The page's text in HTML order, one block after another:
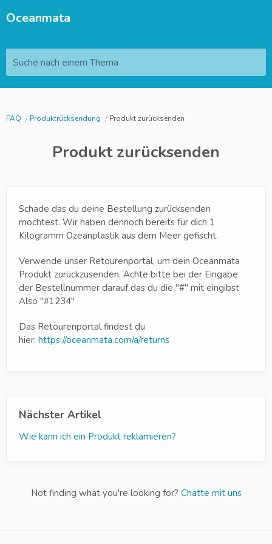
Oceanmata
Suche nach einem Thema
FAQ Produktrücksendung Produkt zurücksenden
Produkt zurücksenden
Schade das du deine Bestellung zurücksenden
möchtest. Wir haben dennoch bereits für dich 1
Kilogramm Ozeanplastik aus dem Meer gefischt.
Verwende unser Retourenportal, um dein Oceanmata
Produkt zurückzusenden. Achte bitte bei der Eingabe
der Bestellnummer darauf das du die "#" mit eingibst
Also "#1234"
Das Retourenportal findest du
hier: https://oceanmata.com/a/returns
Nächster Artikel
Wie kann ich ein Produkt reklamieren?
Not finding what you're looking for? Chatte mit uns